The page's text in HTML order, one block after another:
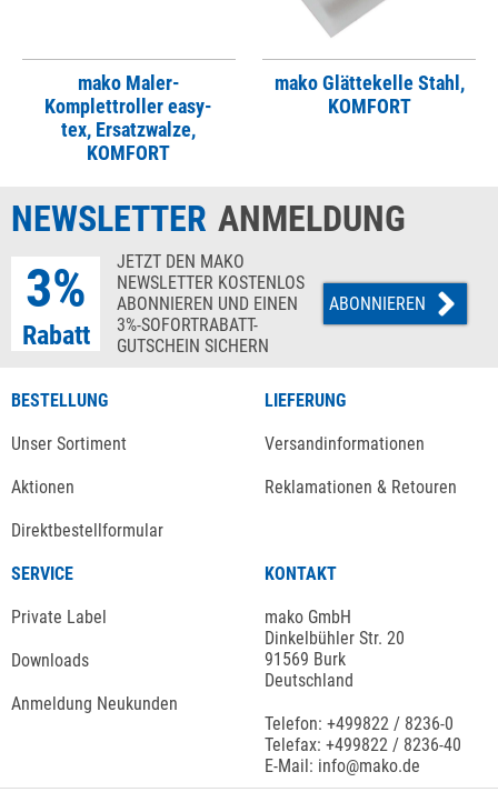
mako Maler-
Komplettroller easy-
tex, Ersatzwalze,
KOMFORT
mako Glättekelle Stahl,
KOMFORT
NEWSLETTER ANMELDUNG
3%
Rabatt
JETZT DEN MAKO
NEWSLETTER KOSTENLOS
ABONNIEREN UND EINEN
3%-SOFORTRABATT-
GUTSCHEIN SICHERN
ABONNIEREN
BESTELLUNG
Unser Sortiment
Aktionen
Direktbestellformular
LIEFERUNG
Versandinformationen
Reklamationen & Retouren
SERVICE
Private Label
Downloads
Anmeldung Neukunden
KONTAKT
mako GmbH
Dinkelbühler Str. 20
91569 Burk
Deutschland
Telefon: +499822 / 8236-0
Telefax: +499822 / 8236-40
E-Mail: info@mako.de